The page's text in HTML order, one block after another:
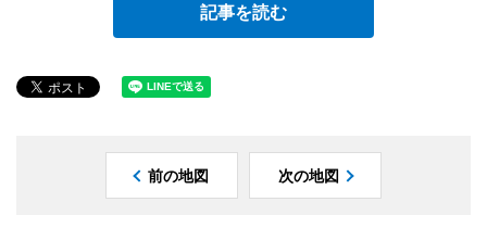
記事を読む
前の地図 次の地図